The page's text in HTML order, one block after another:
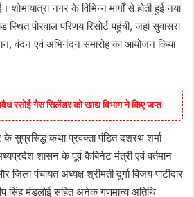
शोभायात्रा नगर के विभिन्न मार्गों से होती हुई नया
स्थित पोरवाल परिणय रिसोर्ट पहुंची, जहां सुवासरा
वंदन एवं अभिनंदन समारोह का आयोजन किया
रसोई गैस सिलेंडर को खाद्य विभाग ने किए जप्त
के सुप्रसिद्ध कथा प्रवक्ता पंडित दशरथ शर्मा
शासन के पूर्व कैबिनेट मंत्री एवं वर्तमान
जिला पंचायत अध्यक्ष श्रीमती दुर्गा विजय पाटीदार
सिंह मंडलोई सहित अनेक गणमान्य अतिथि